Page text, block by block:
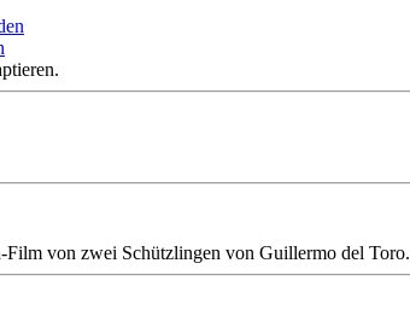
von zwei Schützlingen von Guillermo del Toro.